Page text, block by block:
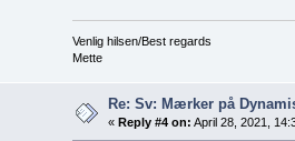
Venlig hilsen/Best regards
Mette
Re: Sv: Mærker på
«Reply #4 on: April 28, 2021,